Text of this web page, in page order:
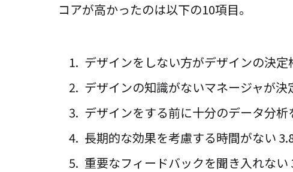
コアが高かったのは以下の10項目。
デザインをしない方がデザインの決定
デザインの知識がないマネージャが決
デザインをする前に十分のデータ分
長期的な効果を考慮する時間がない
重要なフィードバックを聞き入れない